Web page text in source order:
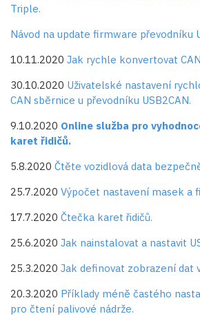
Triple.
Návod na update firmware převodníku
10.11.2020 Jak rychle konvertovat
30.10.2020 Uživatelské nastavení
CAN sběrnice u převodníku USB2CAN.
9.10.2020 Online služba pro
karet řidičů.
5.8.2020 Čtěte vozidlová data
25.7.2020 Výpočet nastavení masek a
17.7.2020 Čtečka karet řidičů.
25.6.2020 Jak nainstalovat a nastavit
25.3.2020 Jak definovat zobrazení dat
20.3.2020 Příklady méně častého
pro čtení palivové nádrže.